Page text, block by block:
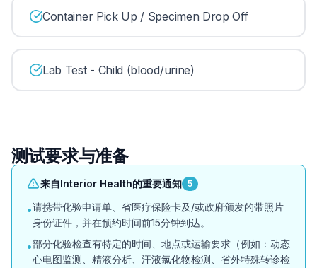
Container Pick Up / Specimen Drop Off
Lab Test - Child (blood/urine)
测试要求与准备
来自Interior Health的重要通知 5
•请携带化验申请单、省医疗保险卡及/或政府颁发的带照片
身份证件，并在预约时间前15分钟到达。
•部分化验检查有特定的时间、地点或运输要求（例如：动态
心电图监测、精液分析、汗液氯化物检测、省外特殊转诊检